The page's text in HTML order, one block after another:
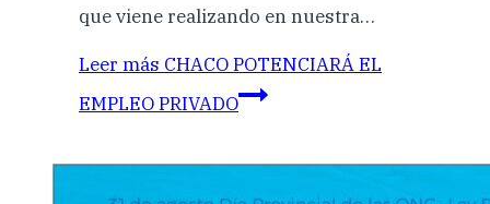
que viene realizando en nuestra…
Leer más CHACO POTENCIARÁ EL
EMPLEO PRIVADO